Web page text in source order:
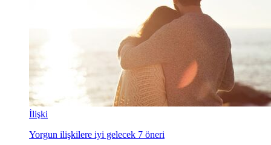
İlişki
Yorgun ilişkilere iyi gelecek 7 öneri